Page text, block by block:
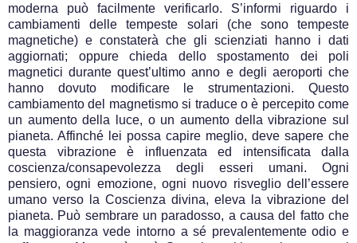
moderna può facilmente verificarlo. S’informi riguardo i
cambiamenti delle tempeste solari (che sono tempeste
magnetiche) e constaterà che gli scienziati hanno i dati
aggiornati; oppure chieda dello spostamento dei poli
magnetici durante quest’ultimo anno e degli aeroporti che
hanno dovuto modificare le strumentazioni. Questo
cambiamento del magnetismo si traduce o è percepito come
un aumento della luce, o un aumento della vibrazione sul
pianeta. Affinché lei possa capire meglio, deve sapere che
questa vibrazione è influenzata ed intensificata dalla
coscienza/consapevolezza degli esseri umani. Ogni
pensiero, ogni emozione, ogni nuovo risveglio dell’essere
umano verso la Coscienza divina, eleva la vibrazione del
pianeta. Può sembrare un paradosso, a causa del fatto che
la maggioranza vede intorno a sé prevalentemente odio e